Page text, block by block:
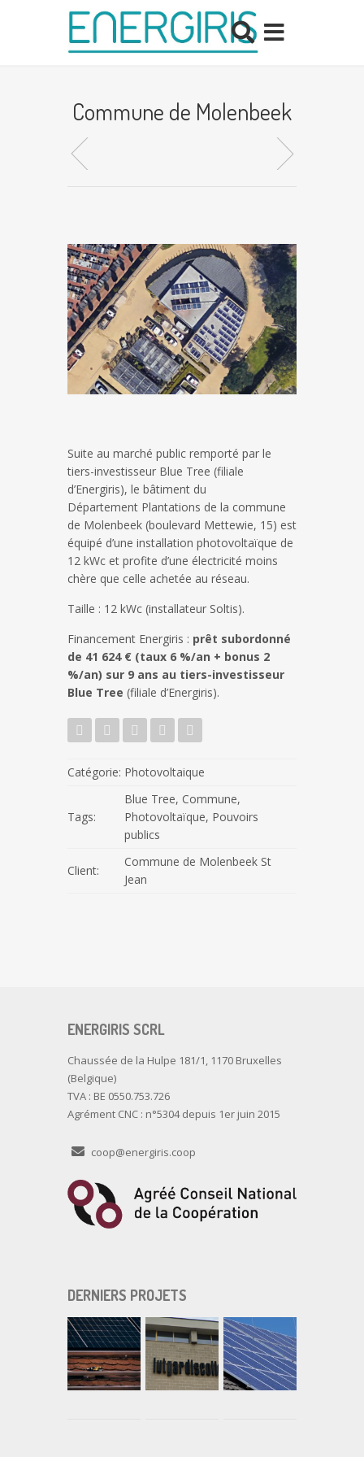
Commune de Molenbeek
Suite au marché public remporté par le
tiers-investisseur Blue Tree (filiale
d’Energiris), le bâtiment du
Département Plantations de la commune
de Molenbeek (boulevard Mettewie, 15) est
équipé d’une installation photovoltaïque de
12 kWc et profite d’une électricité moins
chère que celle achetée au réseau.
Taille : 12 kWc (installateur Soltis).
Financement Energiris : prêt subordonné
de 41 624 € (taux 6 %/an + bonus 2
%/an) sur 9 ans au tiers-investisseur
Blue Tree (filiale d’Energiris).
Catégorie: Photovoltaique
Tags:
Blue Tree, Commune,
Photovoltaïque, Pouvoirs
publics
Client:
Commune de Molenbeek St
Jean
ENERGIRIS SCRL
Chaussée de la Hulpe 181/1, 1170 Bruxelles
(Belgique)
TVA : BE 0550.753.726
Agrément CNC : n°5304 depuis 1er juin 2015
coop@energiris.coop
DERNIERS PROJETS